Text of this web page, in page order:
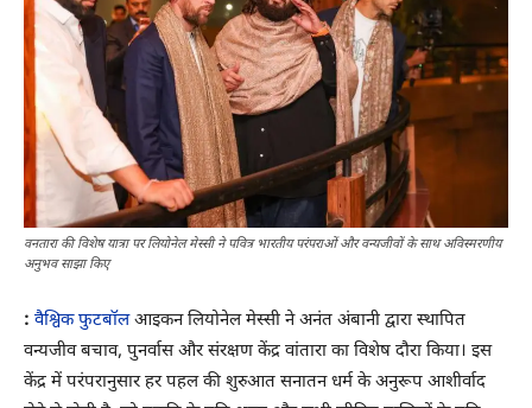
वनतारा की विशेष यात्रा पर लियोनेल मेस्सी ने पवित्र भारतीय परंपराओं और वन्यजीवों के साथ अविस्मरणीय
अनुभव साझा किए
: वैश्विक फुटबॉलआइकन लियोनेल मेस्सी ने अनंत अंबानी द्वारा स्थापित
वन्यजीव बचाव, पुनर्वास और संरक्षण केंद्र वांतारा का विशेष दौरा किया। इस
केंद्र में परंपरानुसार हर पहल की शुरुआत सनातन धर्म के अनुरूप आशीर्वाद